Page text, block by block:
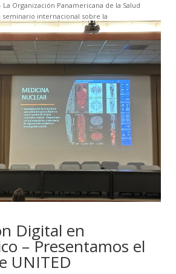
Organización Panamericana de la Salud
seminario internacional sobre la
Digital en
– Presentamos el
UNITED